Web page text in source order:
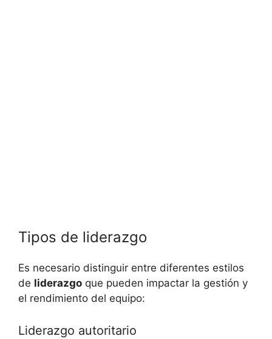
Tipos de liderazgo
Es necesario distinguir entre diferentes estilos
de liderazgo que pueden impactar la gestión y
el rendimiento del equipo:
Liderazgo autoritario